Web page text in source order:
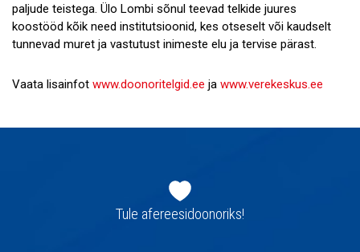
paljude teistega. Ülo Lombi sõnul teevad telkide juures
koostööd kõik need institutsioonid, kes otseselt või kaudselt
tunnevad muret ja vastutust inimeste elu ja tervise pärast.
Vaata lisainfot www.doonoritelgid.ee ja www.verekeskus.ee
navigatsioonTule afereesidoonoriks!